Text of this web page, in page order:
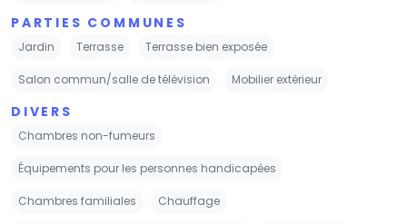
PARTIES COMMUNES
Jardin Terrasse Terrasse bien exposée
Salon commun/salle de télévision Mobilier extérieur
DIVERS
Chambres non-fumeurs
Équipements pour les personnes handicapées
Chambres familiales Chauffage